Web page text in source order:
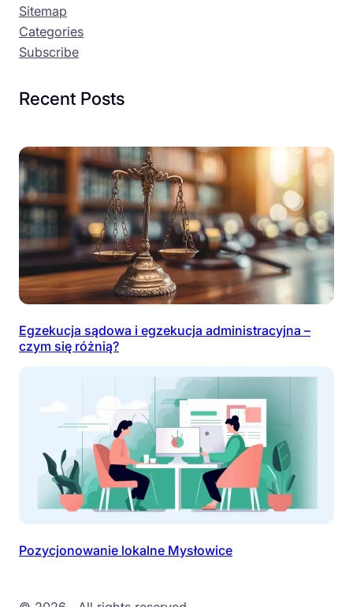
Sitemap
Categories
Subscribe
Recent Posts
Egzekucja sądowa i egzekucja administracyjna –
czym się różnią?
Pozycjonowanie lokalne Mysłowice